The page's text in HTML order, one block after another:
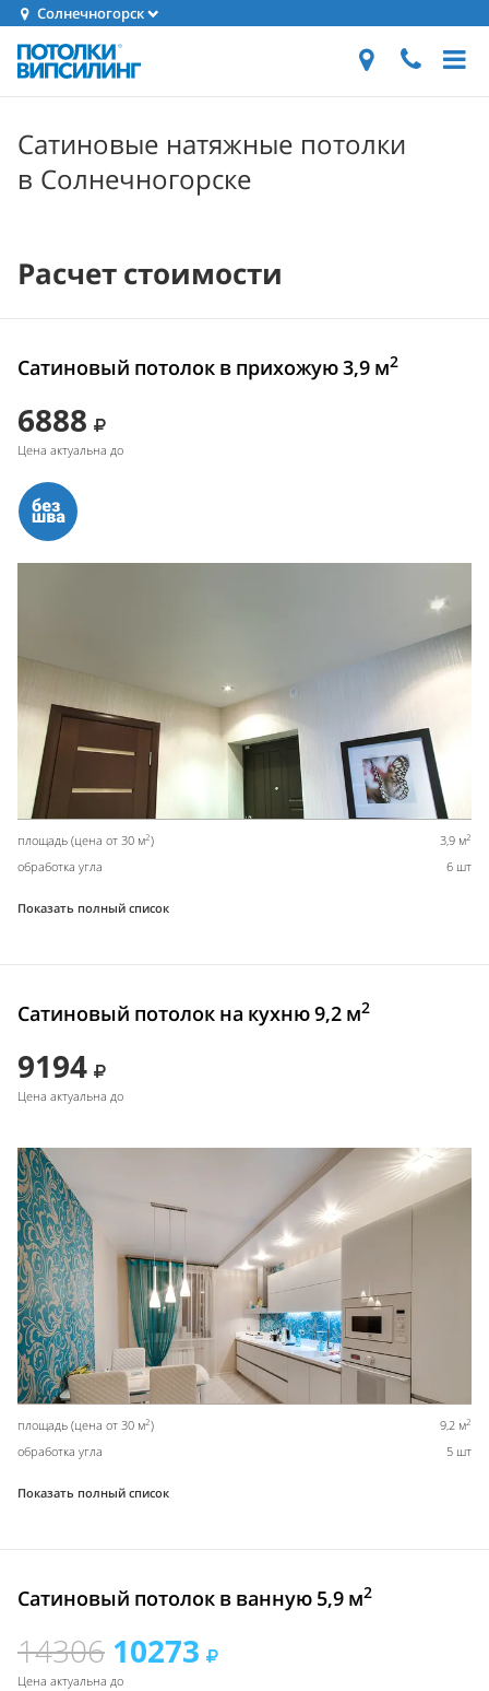
Солнечногорск
Сатиновые натяжные потолки
в Солнечногорске
Расчет стоимости
Сатиновый потолок в прихожую 3,9 м2
6888
Цена актуальна до
площадь (цена от 30 м2) 3,9 м2
обработка угла 6 шт
Показать полный список
Сатиновый потолок на кухню 9,2 м2
9194
Цена актуальна до
площадь (цена от 30 м2) 9,2 м2
обработка угла 5 шт
Показать полный список
Сатиновый потолок в ванную 5,9 м2
14306 10273
Цена актуальна до